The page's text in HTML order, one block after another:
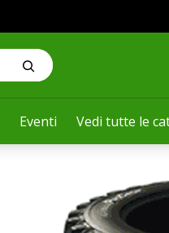
Eventi Vedi tutte le